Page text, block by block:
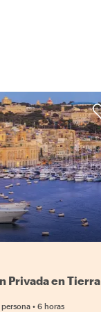
Privada en Tierra
•6 horas